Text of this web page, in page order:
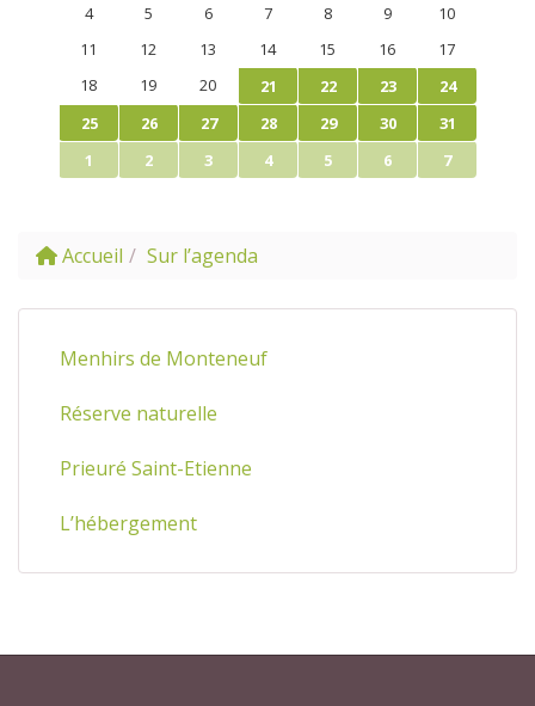
4
5 6 7 8 9
10
11
12 13 14 15 16
17
18
19 20 21 22 23
24
25
26 27 28 29 30
31
1
2 3 4 5 6 7
Accueil Sur l’agenda
Menhirs de Monteneuf
Réserve naturelle
Prieuré Saint-Etienne
L’hébergement